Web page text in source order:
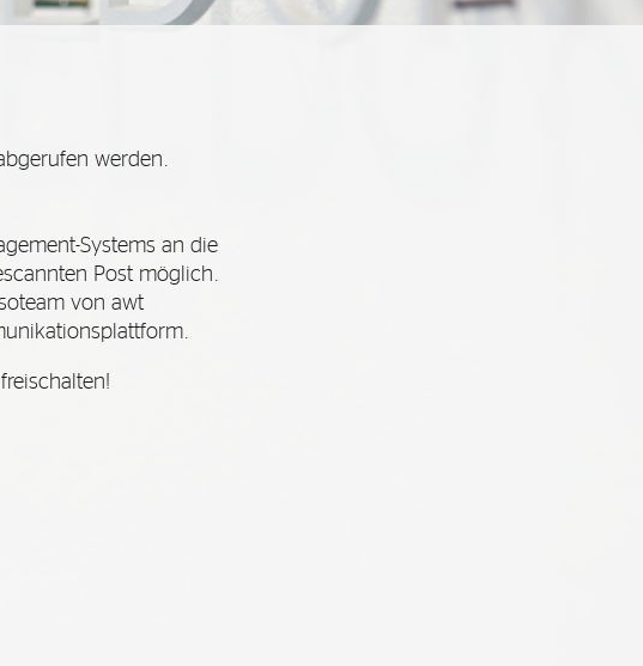
werden.
Systems an die
Post möglich.
von awt